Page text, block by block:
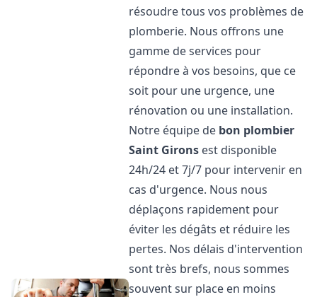
résoudre tous vos problèmes de
plomberie. Nous offrons une
gamme de services pour
répondre à vos besoins, que ce
soit pour une urgence, une
rénovation ou une installation.
Notre équipe de bon plombier
Saint Girons est disponible
24h/24 et 7j/7 pour intervenir en
cas d'urgence. Nous nous
déplaçons rapidement pour
éviter les dégâts et réduire les
pertes. Nos délais d'intervention
sont très brefs, nous sommes
souvent sur place en moins